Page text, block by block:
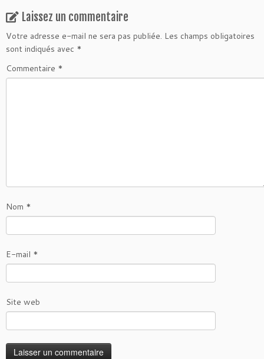
Laissez un commentaire
Votre adresse e-mail ne sera pas publiée. Les champs obligatoires
sont indiqués avec *
Commentaire *
Nom *
E-mail *
Site web